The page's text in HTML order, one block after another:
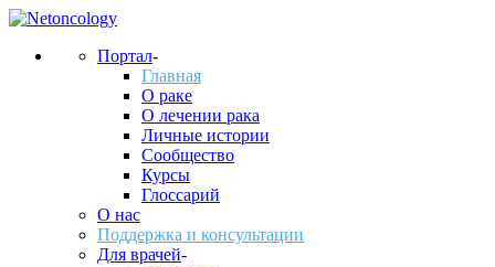
Портал-
Главная
О раке
О лечении рака
Личные истории
Сообщество
Курсы
Глоссарий
О нас
Поддержка и консультации
Для врачей-